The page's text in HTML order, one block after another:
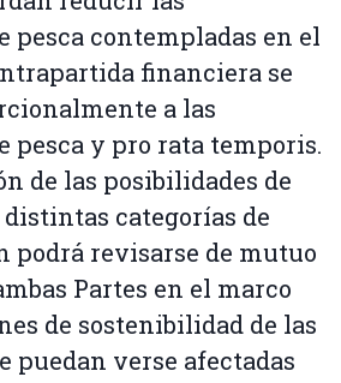
pesca contempladas en el
financiera se
a las
pesca y pro rata temporis.
de las posibilidades de
categorías de
podrá revisarse de mutuo
Partes en el marco
de sostenibilidad de las
puedan verse afectadas